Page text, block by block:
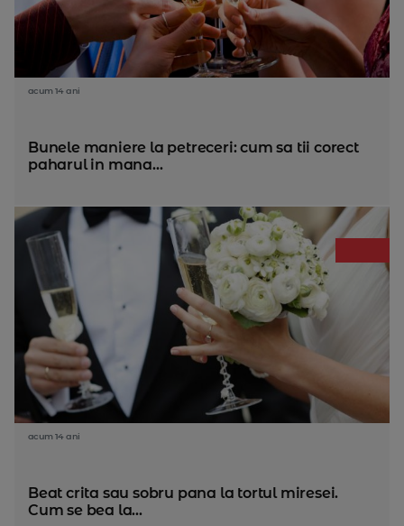
acum 14 ani
Bunele maniere la petreceri: cum sa tii corect
paharul in mana...
acum 14 ani
Beat crita sau sobru pana la tortul miresei.
Cum se bea la...